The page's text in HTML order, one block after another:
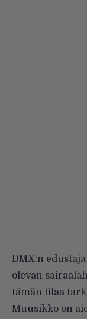
DMX:n
olevan
tämän tilaa
Muusikko on